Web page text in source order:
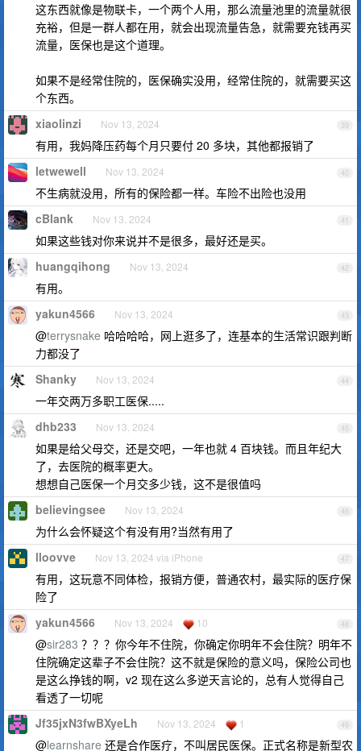
这东西就像是物联卡，一个两个人用，那么流量池里的流量就很
充裕，但是一群人都在用，就会出现流量告急，就需要充钱再买
流量，医保也是这个道理。
如果不是经常住院的，医保确实没用，经常住院的，就需要买这
个东西。
39
xiaolinzi Nov 13, 2024
有用，我妈降压药每个月只要付 20 多块，其他都报销了
40
letwewell Nov 13, 2024
不生病就没用，所有的保险都一样。车险不出险也没用
41
cBlank Nov 13, 2024
如果这些钱对你来说并不是很多，最好还是买。
42
huangqihong Nov 13, 2024
有用。
43
yakun4566 Nov 13, 2024
@terrysnake 哈哈哈哈，网上逛多了，连基本的生活常识跟判断
力都没了
44
Shanky Nov 13, 2024
一年交两万多职工医保.....
45
dhb233 Nov 13, 2024
如果是给父母交，还是交吧，一年也就 4 百块钱。而且年纪大
了，去医院的概率更大。
想想自己医保一个月交多少钱，这不是很值吗
46
believingsee Nov 13, 2024
为什么会怀疑这个有没有用?当然有用了
47
lloovve Nov 13, 2024 via iPhone
有用，这玩意不同体检，报销方便，普通农村，最实际的医疗保
险了
48
yakun4566 Nov 13, 2024 10
@sir283 ？？？你今年不住院，你确定你明年不会住院？明年不
住院确定这辈子不会住院？这不就是保险的意义吗，保险公司也
是这么挣钱的啊，v2 现在这么多逆天言论的，总有人觉得自己
看透了一切呢
49
Jf35jxN3fwBXyeLh Nov 13, 2024 1
@learnshare 还是合作医疗，不叫居民医保。正式名称是新型农